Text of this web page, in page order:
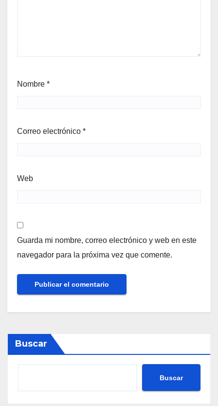
Nombre *
Correo electrónico *
Web
Guarda mi nombre, correo electrónico y web en este
navegador para la próxima vez que comente.
Buscar
Buscar